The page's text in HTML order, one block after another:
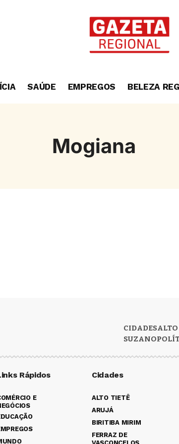
SAÚDE EMPREGOS BELEZA
Mogiana
CIDADES
SUZANO
Rápidos
E
Cidades
ALTO TIETÊ
ARUJÁ
BIRITIBA MIRIM
FERRAZ DE